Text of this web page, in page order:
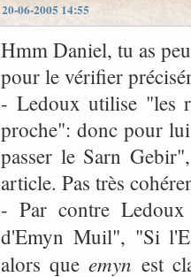
20-06-2005 14:55
Hmm Daniel, tu as
pour le vérifier
- Ledoux utilise "les
proche": donc pour
passer le Sarn
article. Pas très
- Par contre
d'Emyn Muil", "Si
alors queemyn est